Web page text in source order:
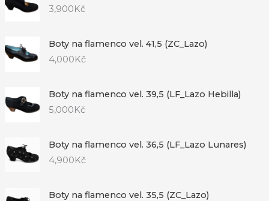
3,900Kč
Boty na flamenco vel. 41,5 (ZC_Lazo)
4,000Kč
Boty na flamenco vel. 39,5 (LF_Lazo Hebilla)
5,000Kč
Boty na flamenco vel. 36,5 (LF_Lazo Lunares)
4,900Kč
Boty na flamenco vel. 35,5 (ZC_Lazo)